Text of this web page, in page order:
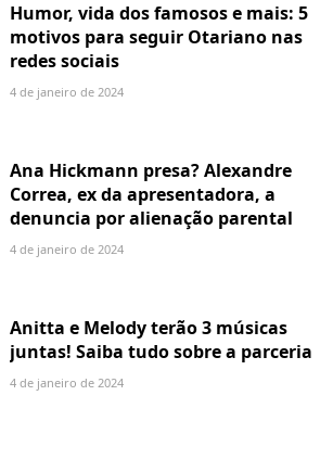
Humor, vida dos famosos e mais: 5
motivos para seguir Otariano nas
redes sociais
4 de janeiro de 2024
Ana Hickmann presa? Alexandre
Correa, ex da apresentadora, a
denuncia por alienação parental
4 de janeiro de 2024
Anitta e Melody terão 3 músicas
juntas! Saiba tudo sobre a parceria
4 de janeiro de 2024